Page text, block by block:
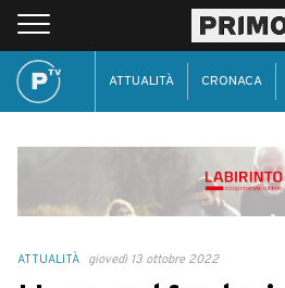
ATTUALITÀ CRONACA
ATTUALITÀ giovedì 13 ottobre 2022